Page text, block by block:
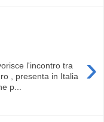
›
l'incontro tra
, presenta in Italia
p...